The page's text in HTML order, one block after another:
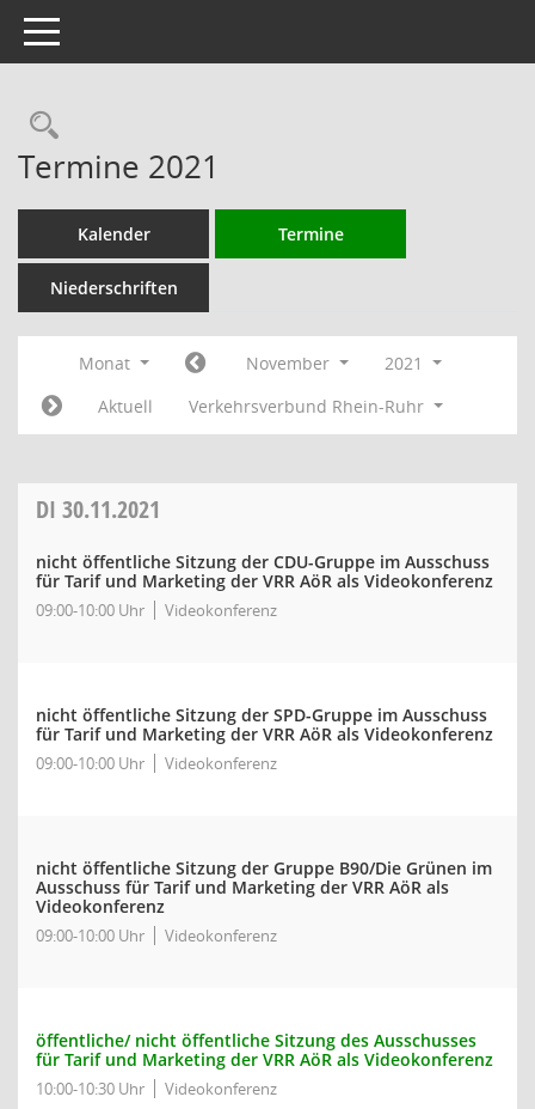
Toggle navigation
Rechercheauswahl
Termine 2021
Kalender Termine
Niederschriften
Monat November
2021
Aktuell
Verkehrsverbund Rhein-Ruhr
DI 30.11.2021
nicht öffentliche Sitzung der CDU-Gruppe im Ausschuss
für Tarif und Marketing der VRR AöR als Videokonferenz
09:00-10:00 Uhr Videokonferenz
nicht öffentliche Sitzung der SPD-Gruppe im Ausschuss
für Tarif und Marketing der VRR AöR als Videokonferenz
09:00-10:00 Uhr Videokonferenz
nicht öffentliche Sitzung der Gruppe B90/Die Grünen im
Ausschuss für Tarif und Marketing der VRR AöR als
Videokonferenz
09:00-10:00 Uhr Videokonferenz
öffentliche/ nicht öffentliche Sitzung des Ausschusses
für Tarif und Marketing der VRR AöR als Videokonferenz
10:00-10:30 Uhr Videokonferenz